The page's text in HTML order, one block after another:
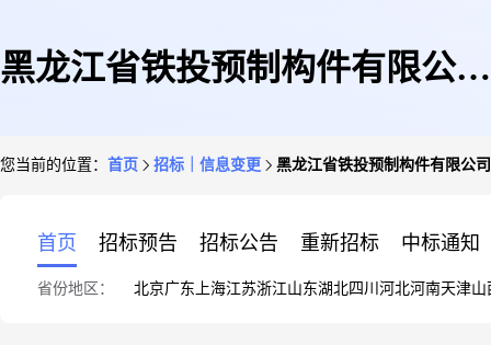
黑龙江省铁投预制构件有限公司
您当前的位置： 首页 招标｜信息变更 黑龙江省铁投预制构件有限公
首页 招标预告 招标公告 重新招标 中标通知
省份地区： 北京广东 上海江苏浙江山东湖北四川 河北河南天津山